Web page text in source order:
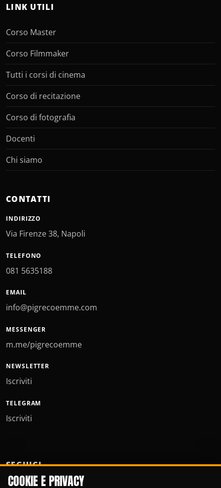
LINK UTILI
Corso Master
Corso Filmmaker
Tutti i corsi di cinema
Corso di recitazione
Corso di fotografia
Docenti
Chi siamo
CONTATTI
INDIRIZZO
Via Firenze 38, Napoli
TELEFONO
081 5635188
EMAIL
info@pigrecoemme.com
MESSENGER
m.me/pigrecoemme
NEWSLETTER
Iscriviti
TELEGRAM
Iscriviti
SEGUICI
COOKIE E PRIVACY